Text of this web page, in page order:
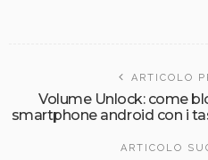
ARTICOLO
Volume Unlock: come
smartphone android con i
ARTICOLO